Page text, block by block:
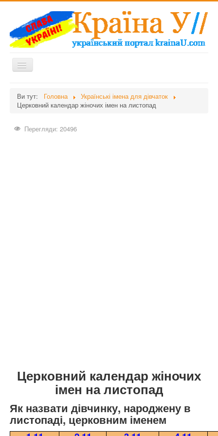
Перемикач
навігації
Дієти
Ви тут: Головна
Українські імена для дівчаток
Церковний календар жіночих імен на листопад
Перегляди: 20496
Церковний календар жіночих
імен на листопад
Як назвати дівчинку, народжену в
листопаді, церковним іменем